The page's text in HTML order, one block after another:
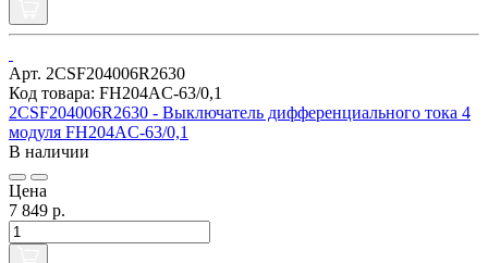
Арт. 2CSF204006R2630
Код товара: FH204AC-63/0,1
2CSF204006R2630 - Выключатель дифференциального тока 4
модуля FH204AC-63/0,1
В наличии
Цена
7 849 р.